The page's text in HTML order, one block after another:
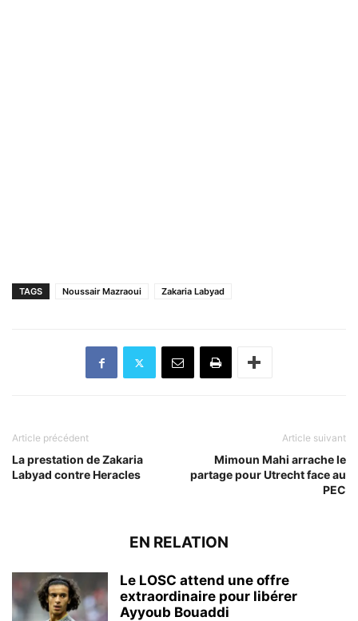
TAGS Noussair Mazraoui Zakaria Labyad
Article précédent
La prestation de Zakaria
Labyad contre Heracles
Article suivant
Mimoun Mahi arrache le
partage pour Utrecht face au
PEC
EN RELATION
Le LOSC attend une offre
extraordinaire pour libérer
Ayyoub Bouaddi